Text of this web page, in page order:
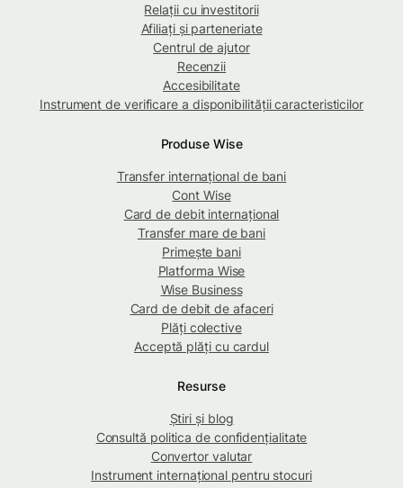
Relații cu investitorii
Afiliați și parteneriate
Centrul de ajutor
Recenzii
Accesibilitate
Instrument de verificare a disponibilității caracteristicilor
Produse Wise
Transfer internațional de bani
Cont Wise
Card de debit internațional
Transfer mare de bani
Primește bani
Platforma Wise
Wise Business
Card de debit de afaceri
Plăți colective
Acceptă plăți cu cardul
Resurse
Știri și blog
Consultă politica de confidențialitate
Convertor valutar
Instrument internațional pentru stocuri